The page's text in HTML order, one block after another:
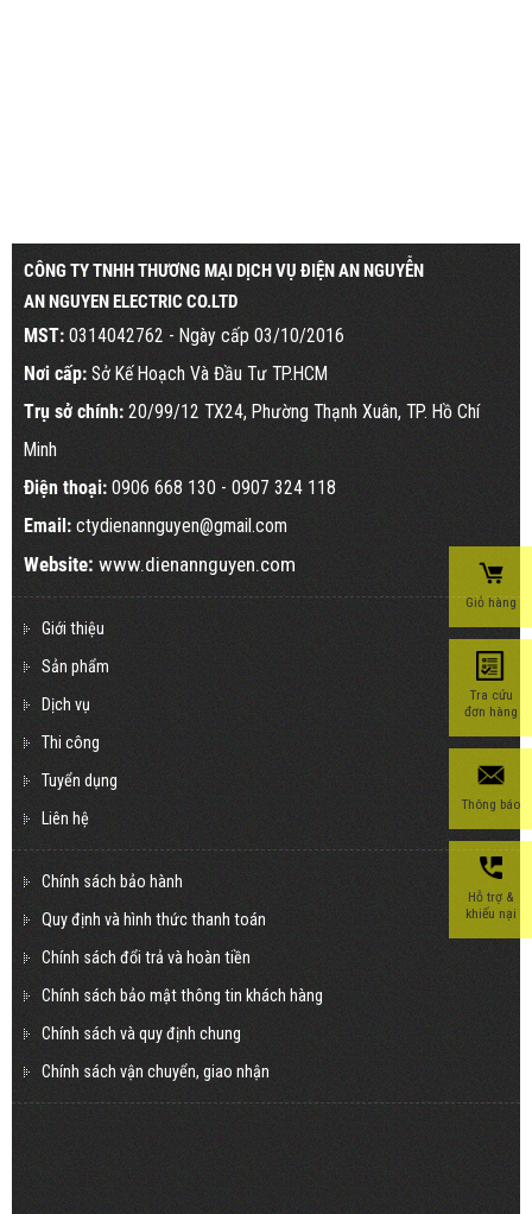
CÔNG TY TNHH THƯƠNG MẠI DỊCH VỤ ĐIỆN AN NGUYỄN
AN NGUYEN ELECTRIC CO.LTD
MST: 0314042762 - Ngày cấp 03/10/2016
Nơi cấp: Sở Kế Hoạch Và Đầu Tư TP.HCM
Trụ sở chính: 20/99/12 TX24, Phường Thạnh Xuân, TP. Hồ Chí
Minh
Điện thoại: 0906 668 130 - 0907 324 118
Email: ctydienannguyen@gmail.com
Website: www.dienannguyen.com
Giới thiệu
Sản phẩm
Dịch vụ
Thi công
Tuyển dụng
Liên hệ
Chính sách bảo hành
Quy định và hình thức thanh toán
Chính sách đổi trả và hoàn tiền
Chính sách bảo mật thông tin khách hàng
Chính sách và quy định chung
Chính sách vận chuyển, giao nhận
Giỏ hàng
Tra cứu
đơn hàng
Thông báo
Hỗ trợ &
khiếu nại